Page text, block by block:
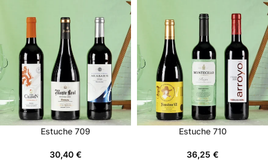
Estuche 709
30,40 €
Estuche 710
36,25 €